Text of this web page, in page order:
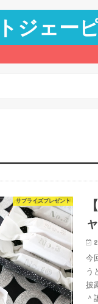
ジェー
サプライズプレゼント
今
う
披
＾